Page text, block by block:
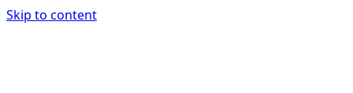
Skip to content